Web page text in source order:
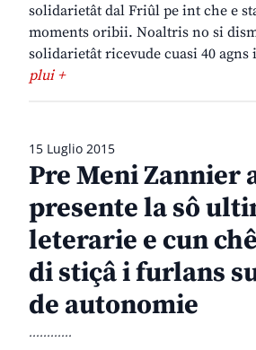
solidarietât dal Friûl pe int che e
moments oribii. Noaltris no si
solidarietât ricevude cuasi 40
plui +
15 Luglio 2015
Pre Meni Zannier
presente la sô
leterarie e cun
di stiçâ i furlans
de autonomie
............